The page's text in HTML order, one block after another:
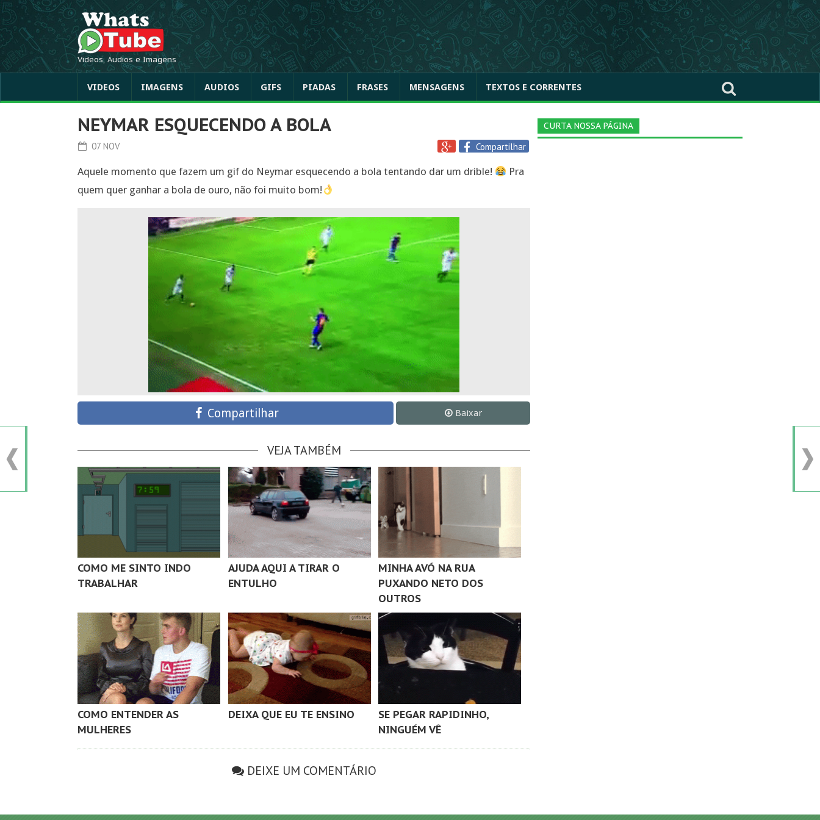
Videos, Audios e Imagens
VIDEOS IMAGENS AUDIOS GIFS PIADAS FRASES MENSAGENS TEXTOS E CORRENTES
NEYMAR ESQUECENDO A BOLA
07 NOV Compartilhar
Aquele momento que fazem um gif do Neymar esquecendo a bola tentando dar um drible!
Pra
quem quer ganhar a bola de ouro, não foi muito bom!
Compartilhar Baixar
VEJA TAMBÉM
COMO ME SINTO INDO
TRABALHAR
AJUDA AQUI A TIRAR O
ENTULHO
MINHA AVÓ NA RUA
PUXANDO NETO DOS
OUTROS
COMO ENTENDER AS
MULHERES
DEIXA QUE EU TE ENSINO
SE PEGAR RAPIDINHO,
NINGUÉM VÊ
DEIXE UM COMENTÁRIO
CURTA NOSSA PÁGINA